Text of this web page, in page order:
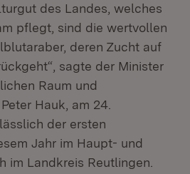
des Landes, welches
pflegt, sind die wertvollen
deren Zucht auf
sagte der Minister
Raum und
Hauk, am 24.
der ersten
Jahr im Haupt- und
im Landkreis Reutlingen.